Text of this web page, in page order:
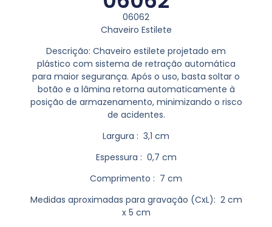
06062
Chaveiro Estilete
Descrição: Chaveiro estilete projetado em
plástico com sistema de retração automática
para maior segurança. Após o uso, basta soltar o
botão e a lâmina retorna automaticamente à
posição de armazenamento, minimizando o risco
de acidentes.
Largura : 3,1 cm
Espessura : 0,7 cm
Comprimento : 7 cm
Medidas aproximadas para gravação (CxL): 2 cm
x 5 cm